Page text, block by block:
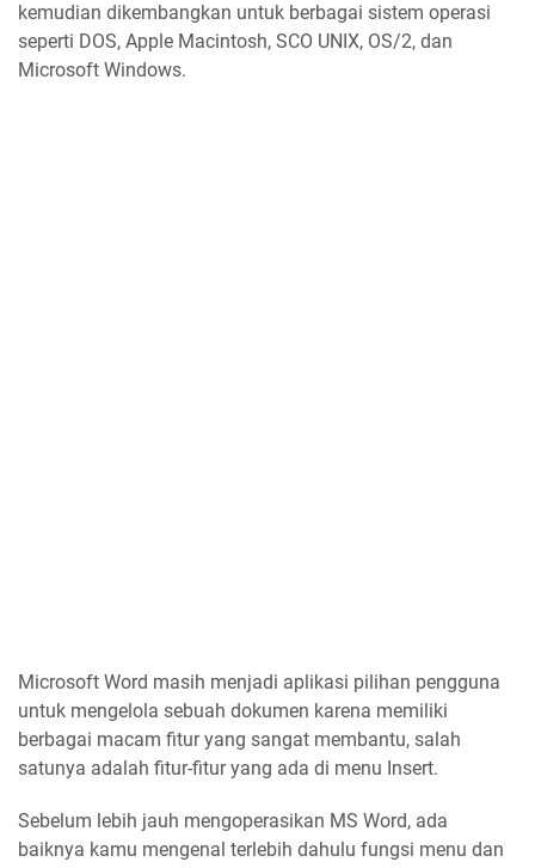
kemudian dikembangkan untuk berbagai sistem operasi
seperti DOS, Apple Macintosh, SCO UNIX, OS/2, dan
Microsoft Windows.
Microsoft Word masih menjadi aplikasi pilihan pengguna
untuk mengelola sebuah dokumen karena memiliki
berbagai macam fitur yang sangat membantu, salah
satunya adalah fitur-fitur yang ada di menu Insert.
Sebelum lebih jauh mengoperasikan MS Word, ada
baiknya kamu mengenal terlebih dahulu fungsi menu dan